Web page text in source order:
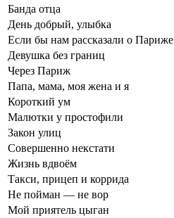
Банда отца
День добрый, улыбка
Если бы нам рассказали о Париже
Девушка без границ
Через Париж
Папа, мама, моя жена и я
Короткий ум
Малютки у простофили
Закон улиц
Совершенно некстати
Жизнь вдвоём
Такси, прицеп и коррида
Не пойман — не вор
Мой приятель цыган